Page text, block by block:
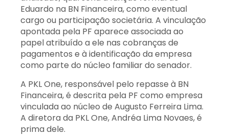
Eduardo na BN Financeira, como eventual
cargo ou participação societária. A vinculação
apontada pela PF aparece associada ao
papel atribuído a ele nas cobranças de
pagamentos e à identificação da empresa
como parte do núcleo familiar do senador.
A PKL One, responsável pelo repasse à BN
Financeira, é descrita pela PF como empresa
vinculada ao núcleo de Augusto Ferreira Lima.
A diretora da PKL One, Andréa Lima Novaes, é
prima dele.